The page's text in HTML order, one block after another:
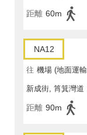
距離 60m
NA12
往 機場 (地面運
新成街, 筲箕灣道
距離 90m